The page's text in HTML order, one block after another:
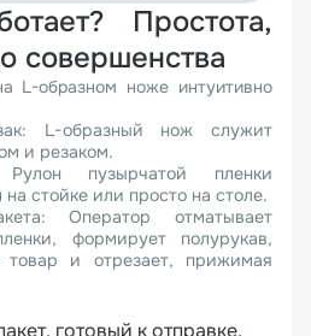
Простота,
совершенства
L-образном ноже интуитивно
L-образный нож служит
и резаком.
пузырчатой пленки
стойке или просто на столе.
Оператор отматывает
формирует полурукав,
товар и отрезает, прижимая
готовый к отправке,